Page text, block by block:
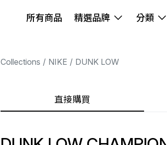
所有商品 精選品牌 分類
Collections NIKE DUNK LOW
直接購買